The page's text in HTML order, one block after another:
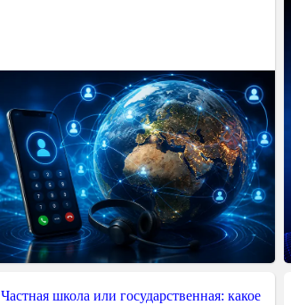
Частная школа или государственная: какое